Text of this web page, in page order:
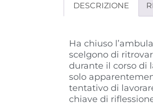
DESCRIZIONE
Ha chiuso
scelgono di
durante il corso di
solo
tentativo di
chiave di